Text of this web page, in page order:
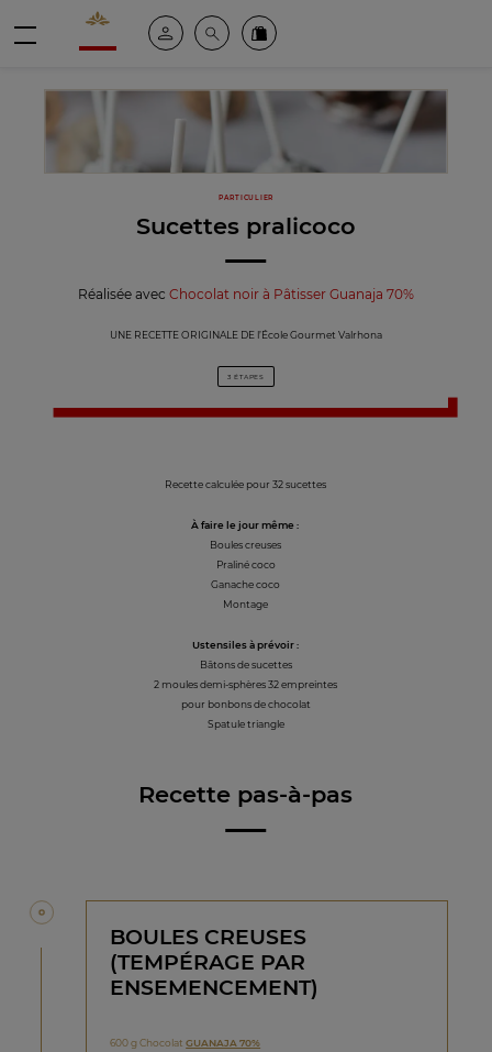
Valrhona - Imaginons le meilleur du chocolat
Espace clientRechercheCommandez en ligne
PARTICULIER
Sucettes pralicoco
Réalisée avec Chocolat noir à Pâtisser Guanaja 70%
UNE RECETTE ORIGINALE DE l’École Gourmet Valrhona
3 ÉTAPES
Recette calculée pour 32 sucettes
À faire le jour même :
Boules creuses
Praliné coco
Ganache coco
Montage
Ustensiles à prévoir :
Bâtons de sucettes
2 moules demi-sphères 32 empreintes
pour bonbons de chocolat
Spatule triangle
Recette pas-à-pas
BOULES CREUSES
(TEMPÉRAGE PAR
ENSEMENCEMENT)
600 g ChocolatGUANAJA 70%